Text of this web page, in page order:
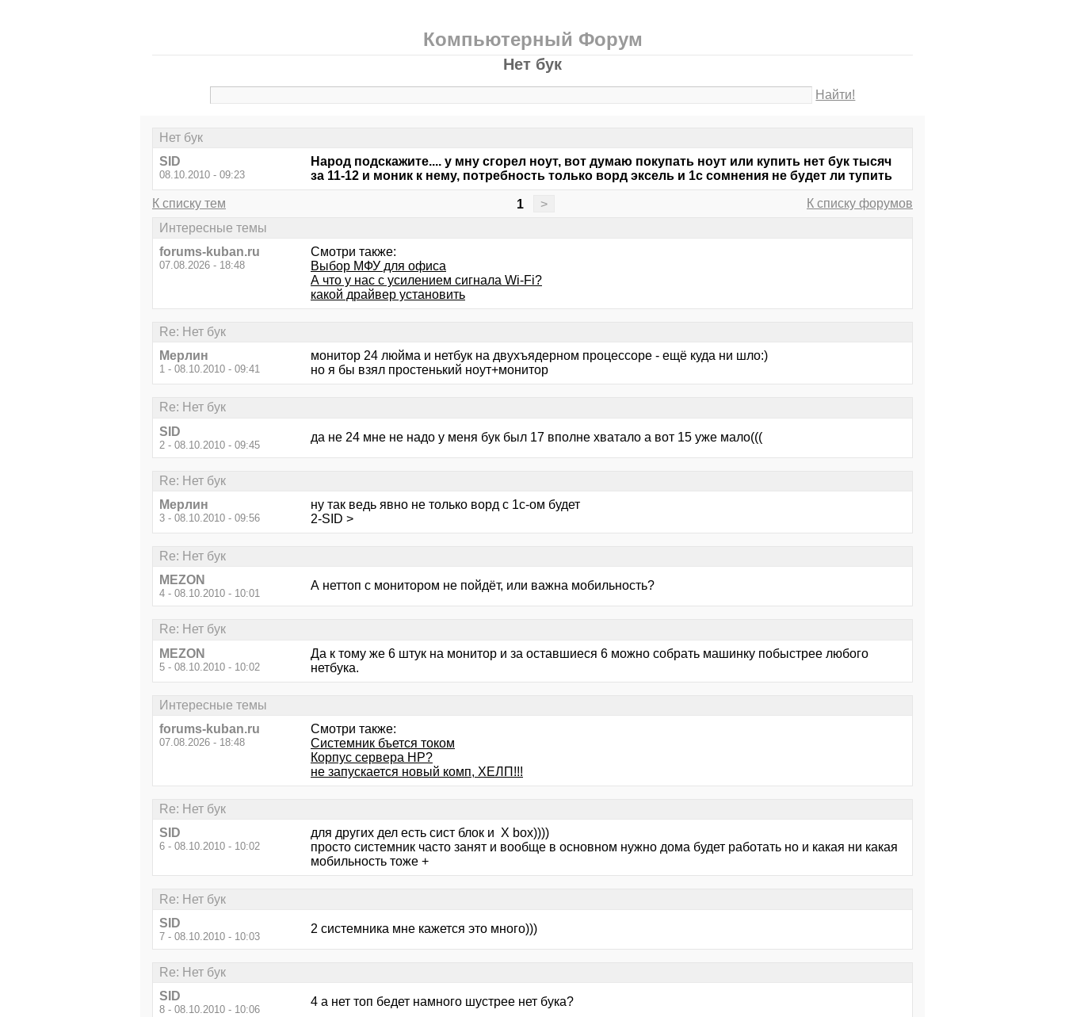
Компьютерный Форум
Нет бук
Найти!
Нет бук
SID
08.10.2010 - 09:23
Народ подскажите.... у мну сгорел ноут, вот думаю покупать ноут или купить нет бук тысяч
за 11-12 и моник к нему, потребность только ворд эксель и 1с сомнения не будет ли тупить
К списку тем 1 >
К списку форумов
Интересные темы
forums-kuban.ru
07.08.2026 - 18:48
Смотри также:
Выбор МФУ для офиса
А что у нас с усилением сигнала Wi-Fi?
какой драйвер установить
Re: Нет бук
Мерлин
1 - 08.10.2010 - 09:41
монитор 24 люйма и нетбук на двухъядерном процессоре - ещё куда ни шло:)
но я бы взял простенький ноут+монитор
Re: Нет бук
SID
2 - 08.10.2010 - 09:45
да не 24 мне не надо у меня бук был 17 вполне хватало а вот 15 уже мало(((
Re: Нет бук
Мерлин
3 - 08.10.2010 - 09:56
ну так ведь явно не только ворд с 1с-ом будет
2-SID >
Re: Нет бук
MEZON
4 - 08.10.2010 - 10:01
А неттоп с монитором не пойдёт, или важна мобильность?
Re: Нет бук
MEZON
5 - 08.10.2010 - 10:02
Да к тому же 6 штук на монитор и за оставшиеся 6 можно собрать машинку побыстрее любого
нетбука.
Интересные темы
forums-kuban.ru
07.08.2026 - 18:48
Смотри также:
Системник бъется током
Корпус сервера HP?
не запускается новый комп, ХЕЛП!!!
Re: Нет бук
SID
6 - 08.10.2010 - 10:02
для других дел есть сист блок и X box))))
просто системник часто занят и вообще в основном нужно дома будет работать но и какая ни какая
мобильность тоже +
Re: Нет бук
SID
7 - 08.10.2010 - 10:03
2 системника мне кажется это много)))
Re: Нет бук
SID
8 - 08.10.2010 - 10:06
4 а нет топ бедет намного шустрее нет бука?